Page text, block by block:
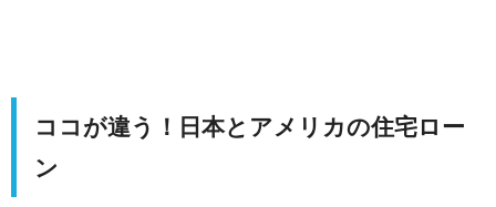
ココが違う！日本とアメリカの住宅ロー
ン